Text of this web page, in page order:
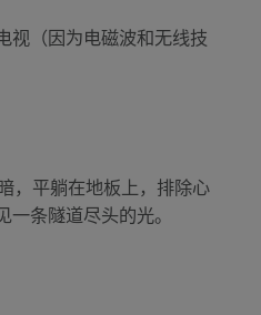
视（因为电磁波和无线技
，平躺在地板上，排除心
条隧道尽头的光。